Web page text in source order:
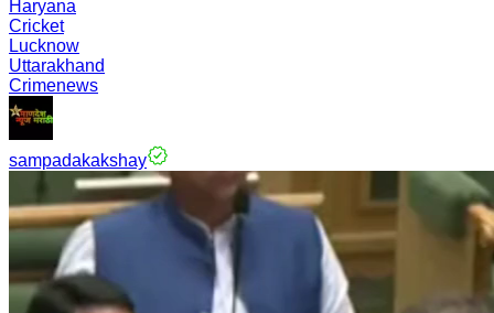
Haryana
Cricket
Lucknow
Uttarakhand
Crimenews
sampadakakshay